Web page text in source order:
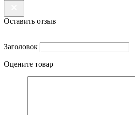
Оставить отзыв
Заголовок
Оцените товар